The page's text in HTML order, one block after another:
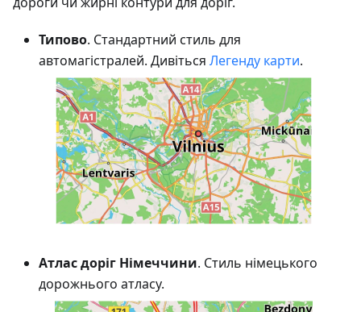
Типово. Стандартний стиль для
автомагістралей. Дивіться Легенду карти.
Атлас доріг Німеччини. Стиль німецького
дорожнього атласу.